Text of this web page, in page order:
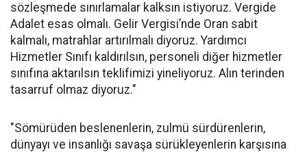
sözleşmede sınırlamalar kalksın istiyoruz. Vergide
Adalet esas olmalı. Gelir Vergisi’nde Oran sabit
kalmalı, matrahlar artırılmalı diyoruz. Yardımcı
Hizmetler Sınıfı kaldırılsın, personeli diğer hizmetler
sınıfına aktarılsın teklifimizi yineliyoruz. Alın terinden
tasarruf olmaz diyoruz."
"Sömürüden beslenenlerin, zulmü sürdürenlerin,
dünyayı ve insanlığı savaşa sürükleyenlerin karşısına